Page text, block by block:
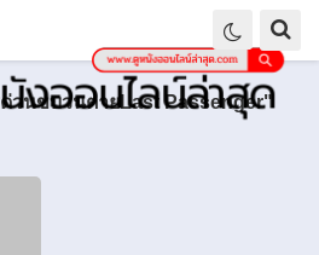
วนขบวนตายLast Passenger"